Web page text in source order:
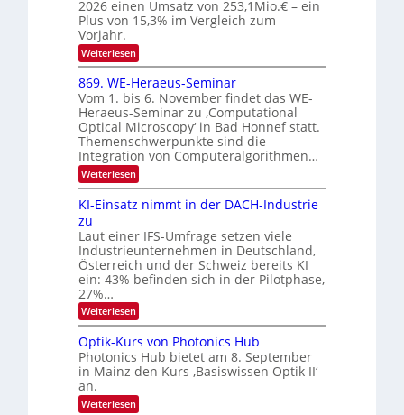
N
2
0
2
6
n
k
-
u
n
d
B
i
l
d
v
r
a
r
b
e
i
t
u
n
s
i
e
K
I
m
i
t
d
e
n
k
t
2026 einen Umsatz von 253,1Mio.€ – ein
Plus von 15,3% im Vergleich zum
Vorjahr.
Weiterlesen:
E
x
o
s
e
n
s
m
e
l
d
e
t
a
r
k
s
W
a
c
h
s
t
u
m
869. WE-Heraeus-Seminar
Vom 1. bis 6. November findet das WE-
Heraeus-Seminar zu ‚Computational
Optical Microscopy‘ in Bad Honnef statt.
Themenschwerpunkte sind die
Integration von Computeralgorithmen…
Weiterlesen:
8
9
W
E
-
H
e
r
a
e
u
s
-
S
m
KI-Einsatz nimmt in der DACH-Industrie
zu
Laut einer IFS-Umfrage setzen viele
Industrieunternehmen in Deutschland,
Österreich und der Schweiz bereits KI
ein: 43% befinden sich in der Pilotphase,
27%…
Weiterlesen:
K
-
E
i
s
a
Optik-Kurs von Photonics Hub
Photonics Hub bietet am 8. September
in Mainz den Kurs ‚Basiswissen Optik II‘
an.
Weiterlesen: